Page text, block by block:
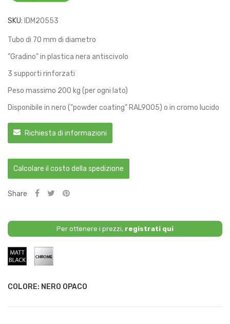
SKU: IDM20553
Tubo di 70 mm di diametro
"Gradino" in plastica nera antiscivolo
3 supporti rinforzati
Peso massimo 200 kg (per ogni lato)
Disponibile in nero ("powder coating" RAL9005) o in cromo lucido
Richiesta di informazioni
Calcolare il costo della spedizione
Share
Per ottenere i prezzi, registrati qui
COLORE: NERO OPACO
Opaco
Cromo